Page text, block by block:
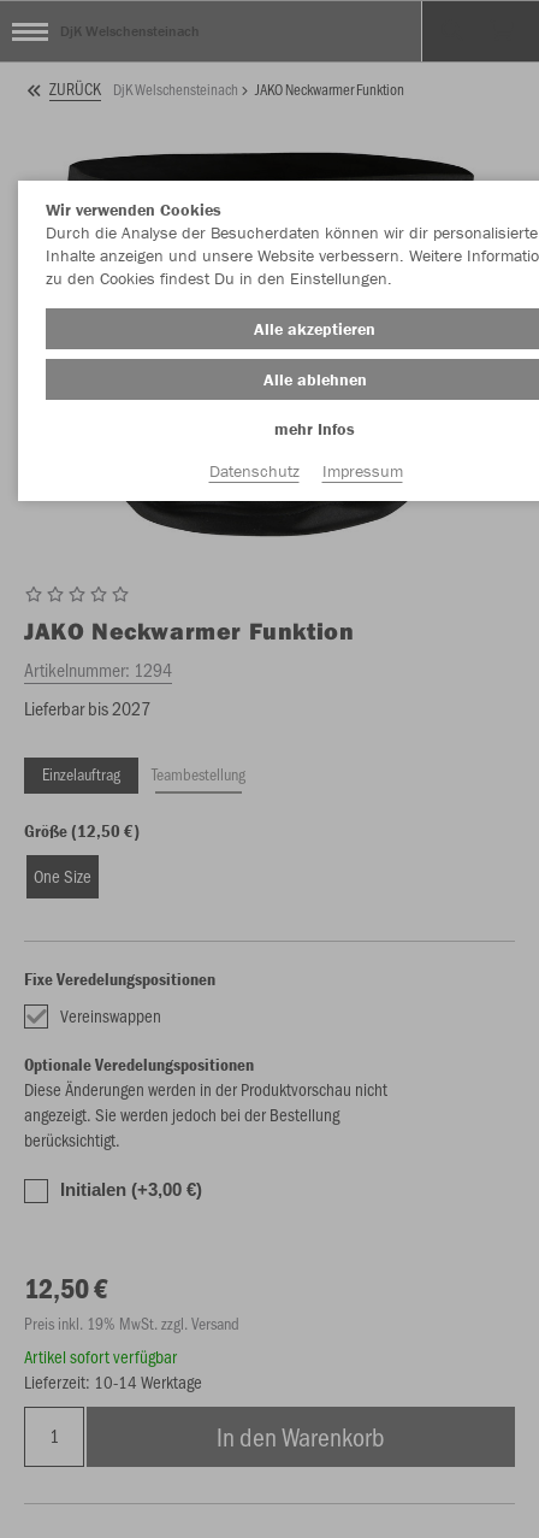
DjK Welschensteinach
ZURÜCK DjK Welschensteinach JAKO Neckwarmer Funktion
JAKO Neckwarmer Funktion
Artikelnummer: 1294
Lieferbar bis 2027
Einzelauftrag Teambestellung
Größe (12,50 €)
One Size
Fixe Veredelungspositionen
Vereinswappen
Optionale Veredelungspositionen
Diese Änderungen werden in der Produktvorschau nicht
angezeigt. Sie werden jedoch bei der Bestellung
berücksichtigt.
Initialen (+3,00 €)
12,50 €
Preis inkl. 19% MwSt. zzgl. Versand
Artikel sofort verfügbar
Lieferzeit: 10-14 Werktage
In den Warenkorb
Wir verwenden Cookies
Durch die Analyse der Besucherdaten können wir dir personalisierte
Inhalte anzeigen und unsere Website verbessern. Weitere
zu den Cookies findest Du in den Einstellungen.
Alle akzeptieren
Alle ablehnen
mehr Infos
Datenschutz
Impressum